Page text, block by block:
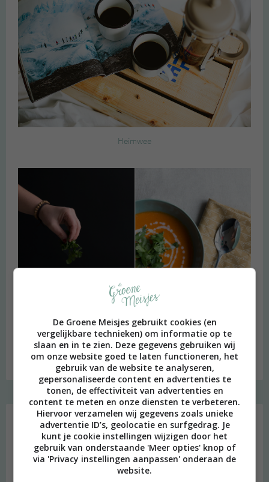
Heimwee
Budget recept: Linzensoep met kokosmelk
Instagram Merel
De Groene Meisjes gebruikt cookies (en
vergelijkbare technieken) om informatie op te
slaan en in te zien. Deze gegevens gebruiken wij
om onze website goed te laten functioneren, het
gebruik van de website te analyseren,
gepersonaliseerde content en advertenties te
tonen, de effectiviteit van advertenties en
content te meten en onze diensten te verbeteren.
Hiervoor verzamelen wij gegevens zoals unieke
advertentie ID’s, geolocatie en surfgedrag. Je
kunt je cookie instellingen wijzigen door het
gebruik van onderstaande 'Meer opties' knop of
via 'Privacy instellingen aanpassen' onderaan de
website.